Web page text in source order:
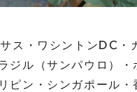
ス・ワシントンDC・
ジル（サンパウロ）
ピン・シンガポール